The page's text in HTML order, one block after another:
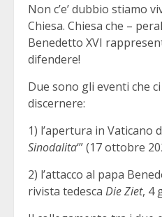
Non c’e’ dubbio stiamo
Chiesa. Chiesa che –
Benedetto XVI
difendere!
Due sono gli eventi che
discernere:
1) l’apertura in Vaticano
Sinodalita‘” (17 ottobre
2) l’attacco al papa
rivista tedesca Die Ziet, 4